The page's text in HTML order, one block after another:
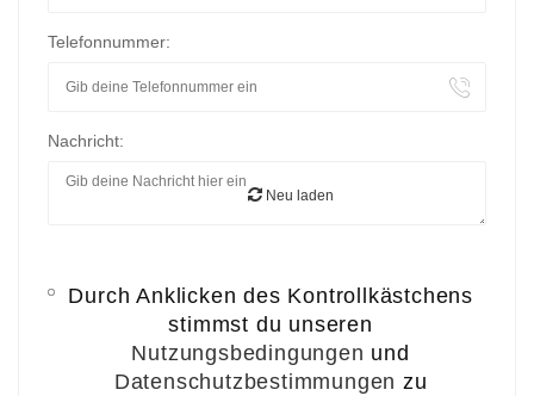
Telefonnummer:
Nachricht:
Neu laden
Durch Anklicken des Kontrollkästchens
stimmst du unseren
Nutzungsbedingungen und
Datenschutzbestimmungen zu